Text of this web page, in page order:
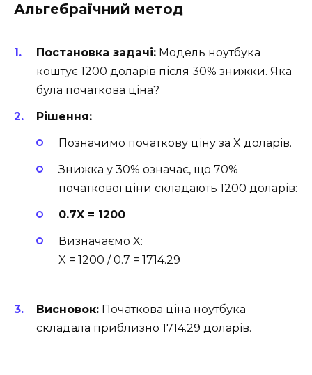
Альгебраїчний метод
Постановка задачі: Модель ноутбука
коштує 1200 доларів після 30% знижки. Яка
була початкова ціна?
Рішення:
Позначимо початкову ціну за X доларів.
Знижка у 30% означає, що 70%
початкової ціни складають 1200 доларів:
0.7X = 1200
Визначаємо X:
X = 1200 / 0.7 = 1714.29
Висновок: Початкова ціна ноутбука
складала приблизно 1714.29 доларів.